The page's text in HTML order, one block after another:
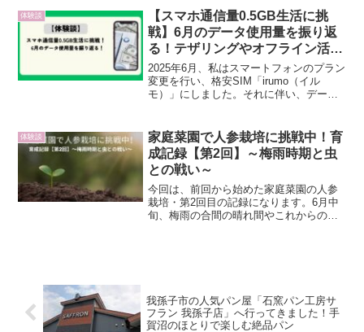
ことも多いはず。この記事では、人参苗
の移動後の様子、猛暑...
体験談
【スマホ通信量0.5GB生活に挑
戦】6月のデータ使用量を振り返
る！テザリングやオフライン活用
の工夫とは？
2025年6月、私はスマートフォンのプラン
変更を行い、格安SIM「irumo（イル
モ）」にしました。それに伴い、データ
ahamo（アハモ）の毎月30GBの契約でし
たので...
体験談
家庭菜園で人参栽培に挑戦中！育
成記録【第2回】～梅雨時期と虫
との戦い～
今回は、前回から始めた家庭菜園の人参
栽培・第2回目の記録になります。6月中
旬、梅雨の合間の晴れ間やこれからの猛
我孫子市の人気パン屋「石窯パン工房サ
フラン 我孫子店」へ行ってきました！手
賀沼のほとりで楽しむ絶品パン